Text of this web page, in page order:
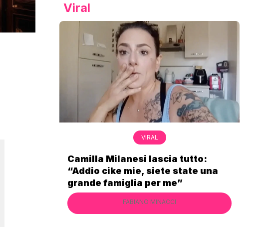
Viral
VIRAL
Bimba Bum del Gabibbo è tornata
virale nell’estate della chiusura
definitiva di Striscia la Notizia
FABIANO MINACCI